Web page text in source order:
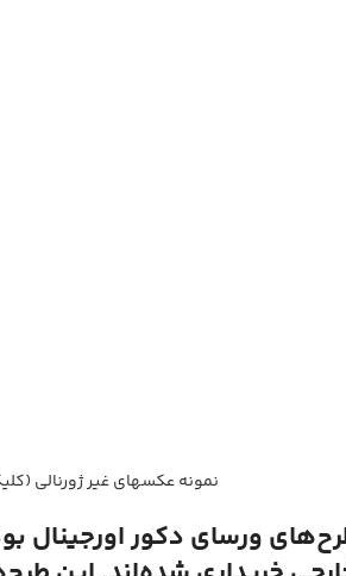
نمونه عکسهای غیر ژورنالی
ورسای دکور اورجینال